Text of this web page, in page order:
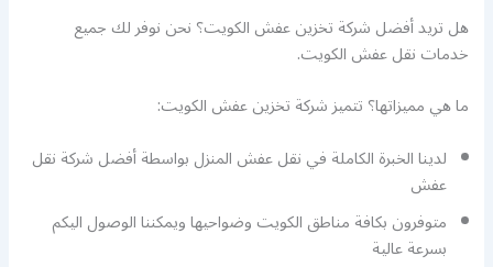
هل تريد أفضل شركة تخزين عفش الكويت؟ نحن نوفر لك جميع
خدمات نقل عفش الكويت.
ما هي مميزاتها؟ تتميز شركة تخزين عفش الكويت:
لدينا الخبرة الكاملة في نقل عفش المنزل بواسطة أفضل شركة نقل
عفش
متوفرون بكافة مناطق الكويت وضواحيها ويمكننا الوصول اليكم
بسرعة عالية